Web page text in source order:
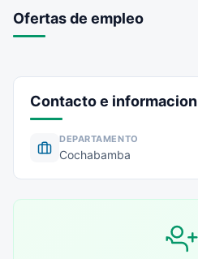
Ofertas de empleo
Contacto e informacion
DEPARTAMENTO
Cochabamba